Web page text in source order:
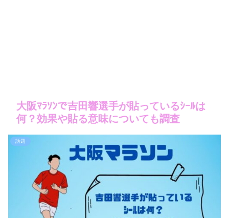
大阪ﾏﾗｿﾝで吉田響選手が貼っているｼｰﾙは
何？効果や貼る意味についても調査
話題